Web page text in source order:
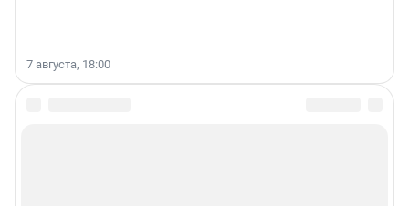
7 августа, 18:00